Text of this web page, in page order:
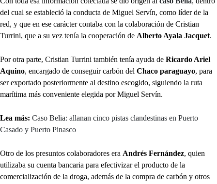
del cual se estableció la conducta de Miguel Servín, como líder de la
red, y que en ese carácter contaba con la colaboración de Cristian
Turrini, que a su vez tenía la cooperación de Alberto Ayala Jacquet.
Por otra parte, Cristian Turrini también tenía ayuda de Ricardo Ariel
Aquino, encargado de conseguir carbón del Chaco paraguayo, para
ser exportado posteriormente al destino escogido, siguiendo la ruta
marítima más conveniente elegida por Miguel Servín.
Lea más: Caso Belia: allanan cinco pistas clandestinas en Puerto
Casado y Puerto Pinasco
Otro de los presuntos colaboradores era Andrés Fernández, quien
utilizaba su cuenta bancaria para efectivizar el producto de la
comercialización de la droga, además de la compra de carbón y otros